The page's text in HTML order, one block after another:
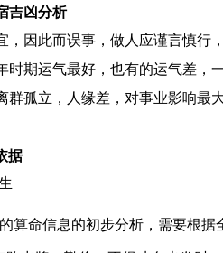
吉凶分析
因此而误事，做人应谨言慎行
期运气最好，也有的运气差，
孤立，人缘差，对事业影响最
据
命信息的初步分析，需要根据